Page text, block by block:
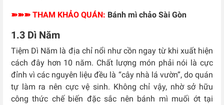
➽➽➽ THAM KHẢO QUÁN: Bánh mì chảo Sài Gòn
1.3 Dì Năm
Tiệm Dì Năm là địa chỉ nổi như cồn ngay từ khi xuất hiện
cách đây hơn 10 năm. Chất lượng món phải nói là cực
đỉnh vì các nguyên liệu đều là “cây nhà lá vườn”, do quán
tự làm ra nên cực vệ sinh. Không chỉ vậy, nhờ sở hữu
công thức chế biến đặc sắc nên bánh mì muối ớt tại